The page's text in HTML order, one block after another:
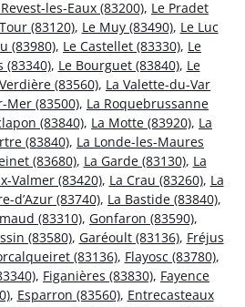
les-Eaux (83200), Le Pradet
(83120), Le Muy (83490), Le Luc
(83980), Le Castellet (83330), Le
(83340), Le Bourguet (83840), Le
(83560), La Valette-du-Var
Mer (83500), La Roquebrussanne
(83840), La Motte (83920), La
(83840), La Londe-les-Maures
(83680), La Garde (83130), La
Valmer (83420), La Crau (83260), La
d’Azur (83740), La Bastide (83840),
(83310), Gonfaron (83590),
(83580), Garéoult (83136), Fréjus
(83136), Flayosc (83780),
, Figanières (83830), Fayence
, Esparron (83560), Entrecasteaux